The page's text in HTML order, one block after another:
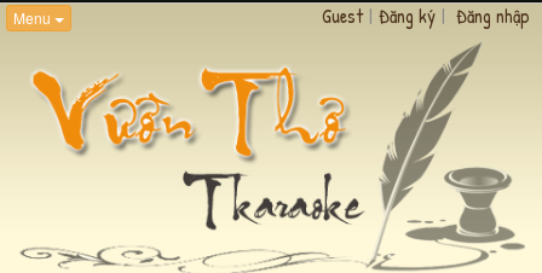
Menu Guest | Đăng ký | Đăng nhập